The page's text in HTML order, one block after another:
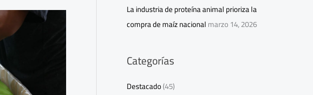
La industria de proteína animal prioriza la
compra de maíz nacionalmarzo 14, 2026
Categorías
Destacado(45)